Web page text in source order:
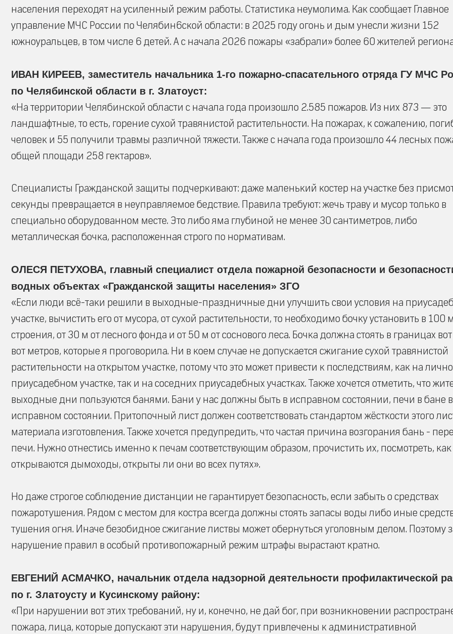
населения переходят на усиленный режим работы. Статистика неумолима. Как сообщает Главное
управление МЧС России по Челябин6ской области: в 2025 году огонь и дым унесли жизни 152
южноуральцев, в том числе 6 детей. А с начала 2026 пожары «забрали» более 60 жителей
ИВАН КИРЕЕВ, заместитель начальника 1-го пожарно-спасательного отряда ГУ МЧС
по Челябинской области в г. Златоуст:
«На территории Челябинской области с начала года произошло 2.585 пожаров. Из них 873 — это
ландшафтные, то есть, горение сухой травянистой растительности. На пожарах, к сожалению,
человек и 55 получили травмы различной тяжести. Также с начала года произошло 44 лесных
общей площади 258 гектаров».
Специалисты Гражданской защиты подчеркивают: даже маленький костер на участке без
секунды превращается в неуправляемое бедствие. Правила требуют: жечь траву и мусор только в
специально оборудованном месте. Это либо яма глубиной не менее 30 сантиметров, либо
металлическая бочка, расположенная строго по нормативам.
ОЛЕСЯ ПЕТУХОВА, главный специалист отдела пожарной безопасности и
водных объектах «Гражданской защиты населения» ЗГО
«Если люди всё-таки решили в выходные-праздничные дни улучшить свои условия на
участке, вычистить его от мусора, от сухой растительности, то необходимо бочку установить в 100
строения, от 30 м от лесного фонда и от 50 м от соснового леса. Бочка должна стоять в границах вот
вот метров, которые я проговорила. Ни в коем случае не допускается сжигание сухой травянистой
растительности на открытом участке, потому что это может привести к последствиям, как на
приусадебном участке, так и на соседних приусадебных участках. Также хочется отметить, что
выходные дни пользуются банями. Бани у нас должны быть в исправном состоянии, печи в бане в
исправном состоянии. Притопочный лист должен соответствовать стандартом жёсткости этого
материала изготовления. Также хочется предупредить, что частая причина возгорания бань -
печи. Нужно отнестись именно к печам соответствующим образом, прочистить их, посмотреть, как
открываются дымоходы, открыты ли они во всех путях».
Но даже строгое соблюдение дистанции не гарантирует безопасность, если забыть о средствах
пожаротушения. Рядом с местом для костра всегда должны стоять запасы воды либо иные
тушения огня. Иначе безобидное сжигание листвы может обернуться уголовным делом. Поэтому
нарушение правил в особый противопожарный режим штрафы вырастают кратно.
ЕВГЕНИЙ АСМАЧКО, начальник отдела надзорной деятельности профилактической
по г. Златоусту и Кусинскому району:
«При нарушении вот этих требований, ну и, конечно, не дай бог, при возникновении
пожара, лица, которые допускают эти нарушения, будут привлечены к административной